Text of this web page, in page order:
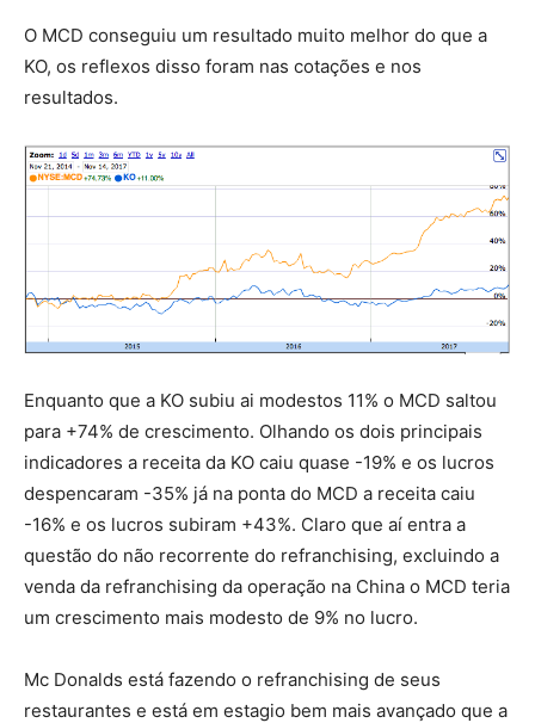
O MCD conseguiu um resultado muito melhor do que a
KO, os reflexos disso foram nas cotações e nos
resultados.
Enquanto que a KO subiu ai modestos 11% o MCD saltou
para +74% de crescimento. Olhando os dois principais
indicadores a receita da KO caiu quase -19% e os lucros
despencaram -35% já na ponta do MCD a receita caiu
-16% e os lucros subiram +43%. Claro que aí entra a
questão do não recorrente do refranchising, excluindo a
venda da refranchising da operação na China o MCD teria
um crescimento mais modesto de 9% no lucro.
Mc Donalds está fazendo o refranchising de seus
restaurantes e está em estagio bem mais avançado que a